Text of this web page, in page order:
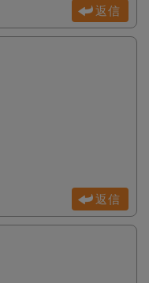
返信
返信